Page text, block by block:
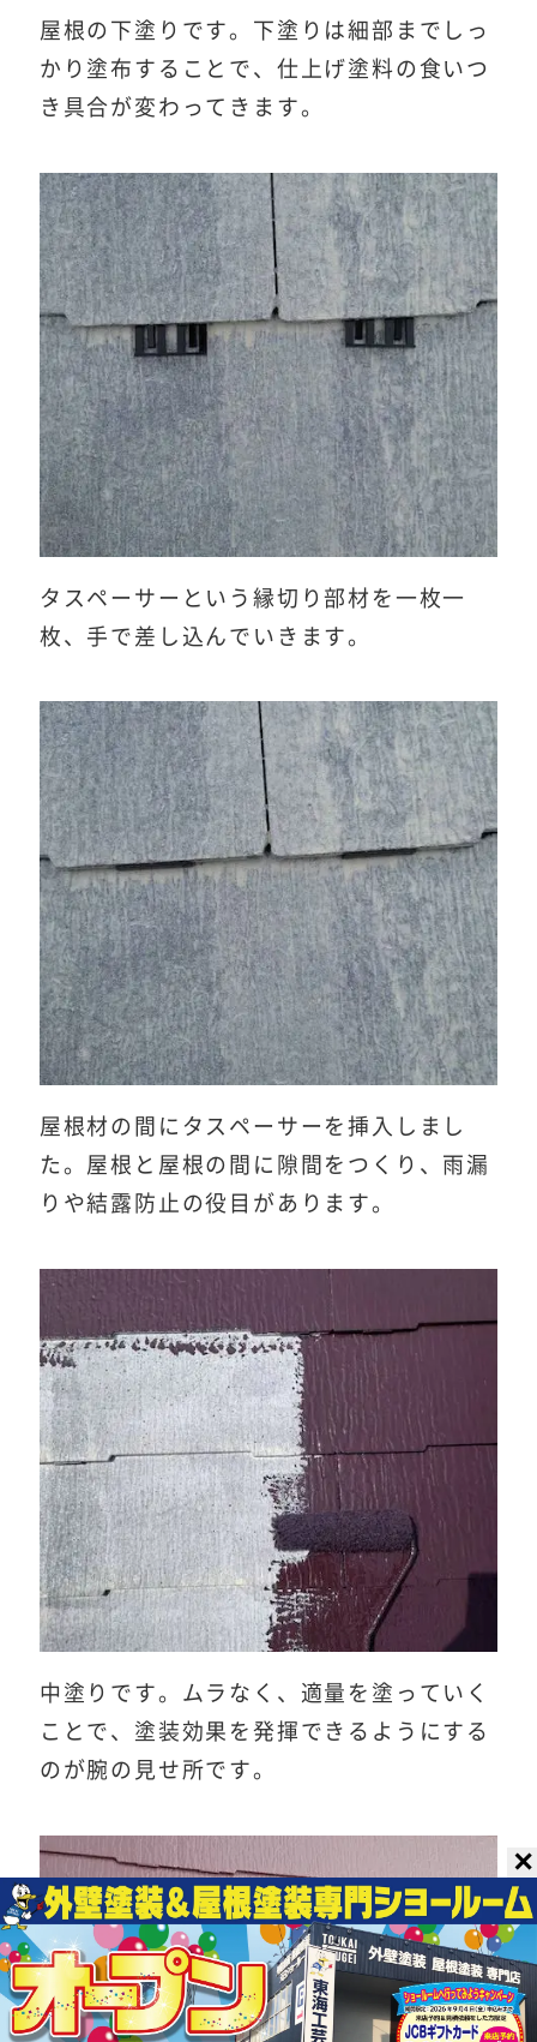
屋根の下塗りです。下塗りは細部までしっ
かり塗布することで、仕上げ塗料の食いつ
き具合が変わってきます。
タスペーサーという縁切り部材を一枚一
枚、手で差し込んでいきます。
屋根材の間にタスペーサーを挿入しまし
た。屋根と屋根の間に隙間をつくり、雨漏
りや結露防止の役目があります。
中塗りです。ムラなく、適量を塗っていく
ことで、塗装効果を発揮できるようにする
のが腕の見せ所です。
✕